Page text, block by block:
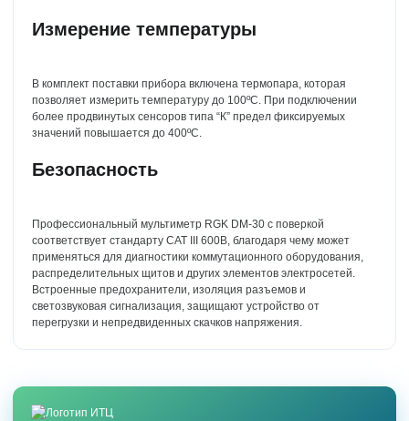
Измерение температуры
В комплект поставки прибора включена термопара, которая
позволяет измерить температуру до 100ºС. При подключении
более продвинутых сенсоров типа “К” предел фиксируемых
значений повышается до 400ºС.
Безопасность
Профессиональный мультиметр RGK DM-30 с поверкой
соответствует стандарту CAT III 600В, благодаря чему может
применяться для диагностики коммутационного оборудования,
распределительных щитов и других элементов электросетей.
Встроенные предохранители, изоляция разъемов и
светозвуковая сигнализация, защищают устройство от
перегрузки и непредвиденных скачков напряжения.